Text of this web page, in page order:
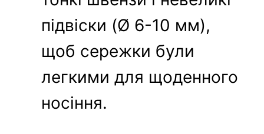
підвіски (Ø 6-10 мм),
щоб сережки були
легкими для щоденного
носіння.